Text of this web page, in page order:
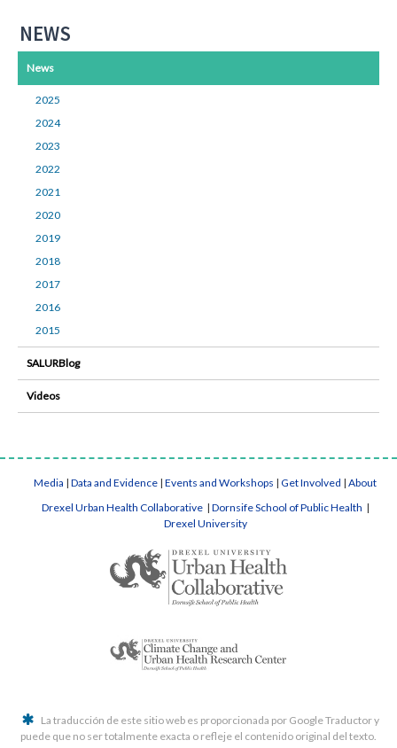
NEWS
News
2025
2024
2023
2022
2021
2020
2019
2018
2017
2016
2015
SALURBlog
Videos
Media | Data and Evidence | Events and Workshops | Get Involved | About
Drexel Urban Health Collaborative | Dornsife School of Public Health |
Drexel University
La traducción de este sitio web es proporcionada por Google Traductor y
puede que no ser totalmente exacta o refleje el contenido original del texto.